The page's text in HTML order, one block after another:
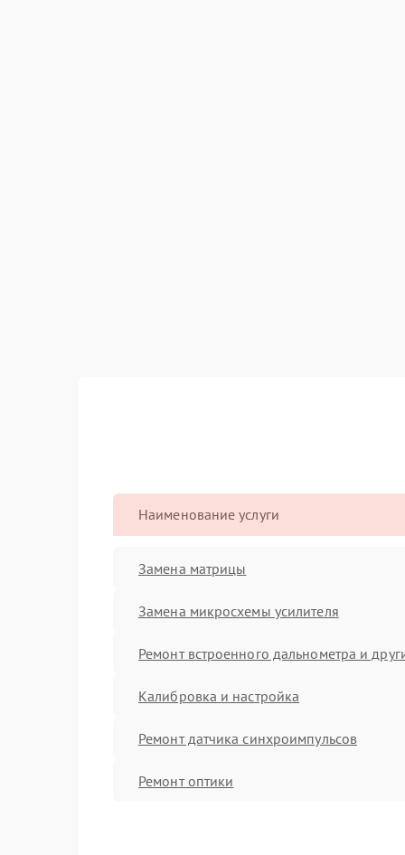
Наименование услуги
Замена матрицы
Замена микросхемы усилителя
Ремонт встроенного дальнометра и
Калибровка и настройка
Ремонт датчика синхроимпульсов
Ремонт оптики